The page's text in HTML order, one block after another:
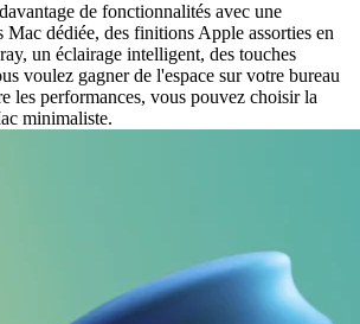
de fonctionnalités avec une
Mac dédiée, des finitions Apple assorties en
un éclairage intelligent, des touches
voulez gagner de l'espace sur votre bureau
les performances, vous pouvez choisir la
minimaliste.